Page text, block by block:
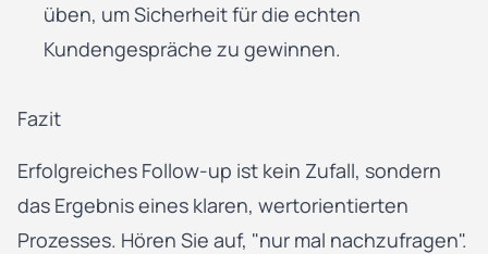
üben, um Sicherheit für die echten
Kundengespräche zu gewinnen.
Fazit
Erfolgreiches Follow-up ist kein Zufall, sondern
das Ergebnis eines klaren, wertorientierten
Prozesses. Hören Sie auf, "nur mal nachzufragen".